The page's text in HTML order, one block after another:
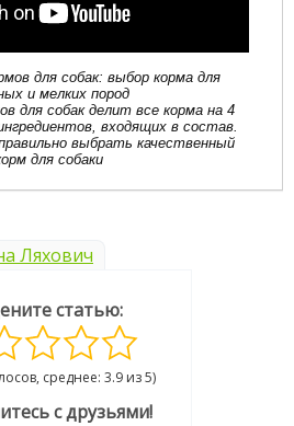
для собак: выбор корма для
и мелких пород
для собак делит все корма на 4
входящих в состав.
выбрать качественный
для собаки
Ляхович
статью:
среднее: 3.9 из 5)
с друзьями!